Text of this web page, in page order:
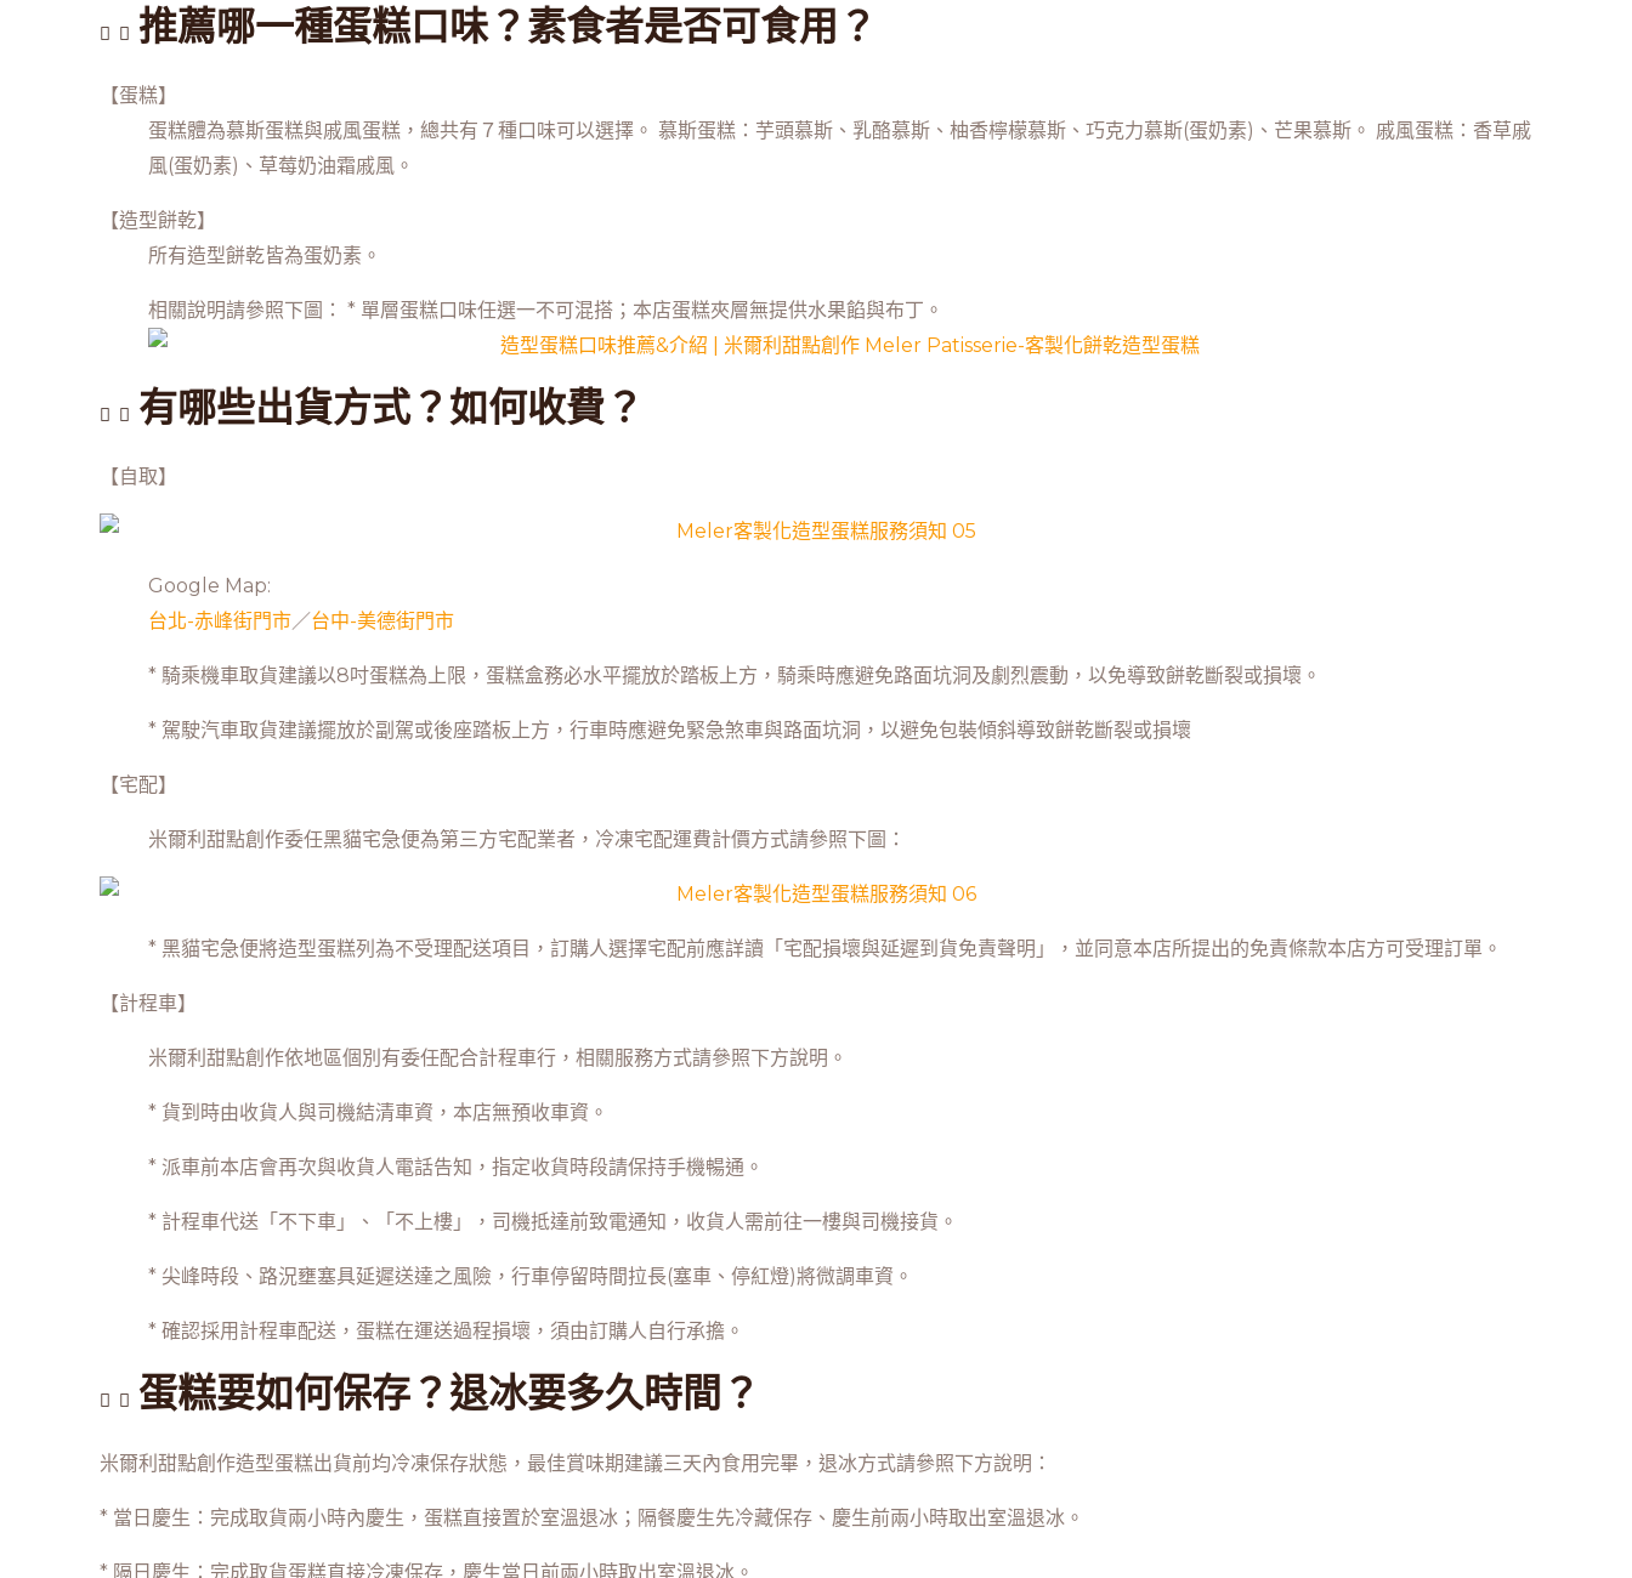
推薦哪一種蛋糕口味？素食者是否可食用？
【蛋糕】
蛋糕體為慕斯蛋糕與戚風蛋糕，總共有７種口味可以選擇。 慕斯蛋糕：芋頭慕斯、乳酪慕斯、柚香檸檬慕斯、巧克力慕斯(蛋奶素)、芒果慕斯。 戚風蛋糕：香草戚
風(蛋奶素)、草莓奶油霜戚風。
【造型餅乾】
所有造型餅乾皆為蛋奶素。
相關說明請參照下圖： * 單層蛋糕口味任選一不可混搭；本店蛋糕夾層無提供水果餡與布丁。
有哪些出貨方式？如何收費？
【自取】
Google Map:
台北-赤峰街門市／台中-美德街門市
* 騎乘機車取貨建議以8吋蛋糕為上限，蛋糕盒務必水平擺放於踏板上方，騎乘時應避免路面坑洞及劇烈震動，以免導致餅乾斷裂或損壞。
* 駕駛汽車取貨建議擺放於副駕或後座踏板上方，行車時應避免緊急煞車與路面坑洞，以避免包裝傾斜導致餅乾斷裂或損壞
【宅配】
米爾利甜點創作委任黑貓宅急便為第三方宅配業者，冷凍宅配運費計價方式請參照下圖：
* 黑貓宅急便將造型蛋糕列為不受理配送項目，訂購人選擇宅配前應詳讀「宅配損壞與延遲到貨免責聲明」，並同意本店所提出的免責條款本店方可受理訂單。
【計程車】
米爾利甜點創作依地區個別有委任配合計程車行，相關服務方式請參照下方說明。
* 貨到時由收貨人與司機結清車資，本店無預收車資。
* 派車前本店會再次與收貨人電話告知，指定收貨時段請保持手機暢通。
* 計程車代送「不下車」、「不上樓」，司機抵達前致電通知，收貨人需前往一樓與司機接貨。
* 尖峰時段、路況壅塞具延遲送達之風險，行車停留時間拉長(塞車、停紅燈)將微調車資。
* 確認採用計程車配送，蛋糕在運送過程損壞，須由訂購人自行承擔。
蛋糕要如何保存？退冰要多久時間？
米爾利甜點創作造型蛋糕出貨前均冷凍保存狀態，最佳賞味期建議三天內食用完畢，退冰方式請參照下方說明：
* 當日慶生：完成取貨兩小時內慶生，蛋糕直接置於室溫退冰；隔餐慶生先冷藏保存、慶生前兩小時取出室溫退冰。
* 隔日慶生：完成取貨蛋糕直接冷凍保存，慶生當日前兩小時取出室溫退冰。